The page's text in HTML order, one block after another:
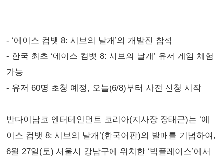
- ‘에이스 컴뱃 8: 시브의 날개’의 개발진 참석
- 한국 최초 ‘에이스 컴뱃 8: 시브의 날개’ 유저 게임 체험
가능
- 유저 60명 초청 예정, 오늘(6/8)부터 사전 신청 시작
반다이남코 엔터테인먼트 코리아(지사장 장태근)는 ‘에
이스 컴뱃 8: 시브의 날개’(한국어판)의 발매를 기념하여,
6월 27일(토) 서울시 강남구에 위치한 ‘빅플레이스’에서